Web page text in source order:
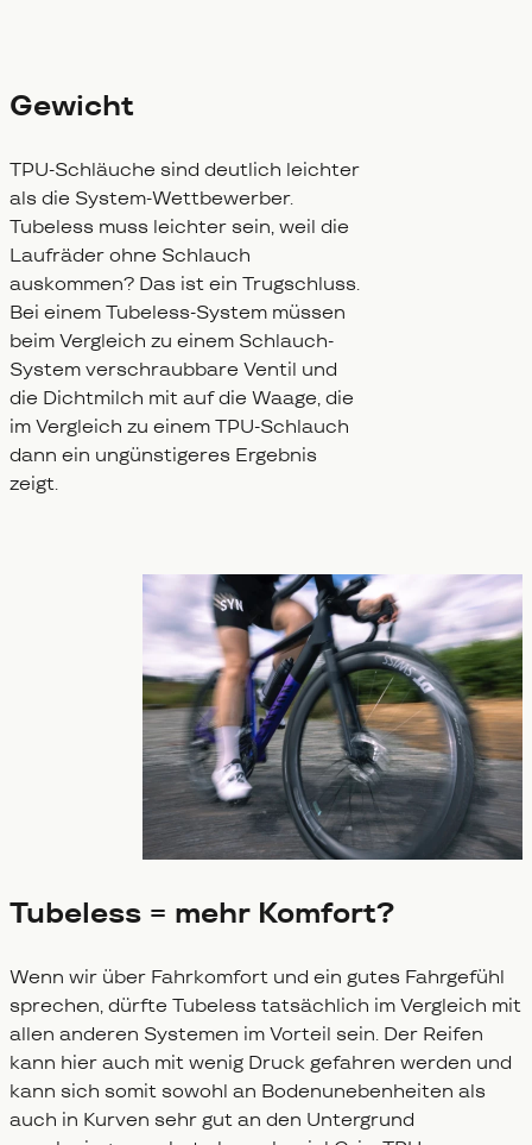
Gewicht
TPU-Schläuche sind deutlich leichter
als die System-Wettbewerber.
Tubeless muss leichter sein, weil die
Laufräder ohne Schlauch
auskommen? Das ist ein Trugschluss.
Bei einem Tubeless-System müssen
beim Vergleich zu einem Schlauch-
System verschraubbare Ventil und
die Dichtmilch mit auf die Waage, die
im Vergleich zu einem TPU-Schlauch
dann ein ungünstigeres Ergebnis
zeigt.
Tubeless = mehr Komfort?
Wenn wir über Fahrkomfort und ein gutes Fahrgefühl
sprechen, dürfte Tubeless tatsächlich im Vergleich mit
allen anderen Systemen im Vorteil sein. Der Reifen
kann hier auch mit wenig Druck gefahren werden und
kann sich somit sowohl an Bodenunebenheiten als
auch in Kurven sehr gut an den Untergrund